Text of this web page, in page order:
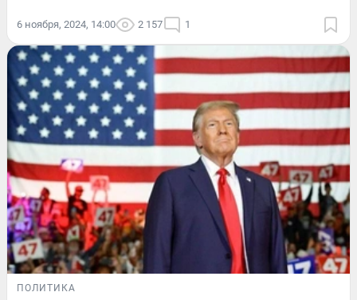
6 ноября, 2024, 14:00 2 157 1
ПОЛИТИКА